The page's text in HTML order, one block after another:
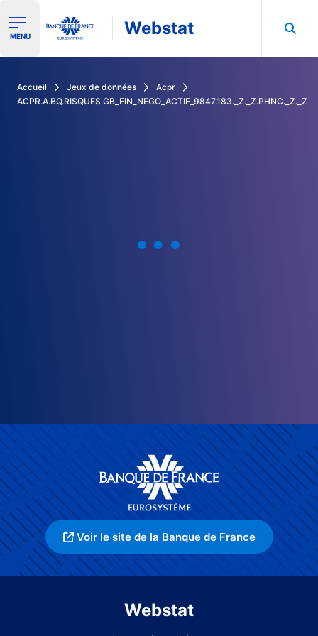
Ouvrir le menu de navigation
MENU Webstat
Accueil Jeux de données
Acpr
ACPR.A.BQ.RISQUES.GB_FIN_NEGO_ACTIF_9847.183._Z._Z.PHNC._Z._Z
Voir le site de la Banque de France
Webstat